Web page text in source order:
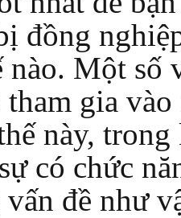
đồng
nào. Một số
gia
này,
có chức
đề như